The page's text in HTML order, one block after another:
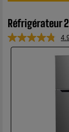
Réfrigérateur 2